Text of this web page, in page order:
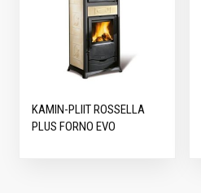
KAMIN-PLIIT ROSSELLA
PLUS FORNO EVO